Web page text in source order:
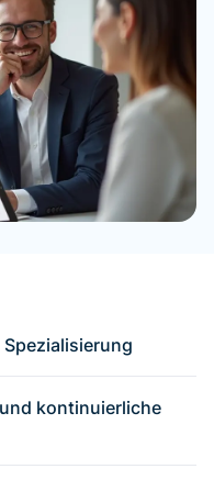
kontinuierliche